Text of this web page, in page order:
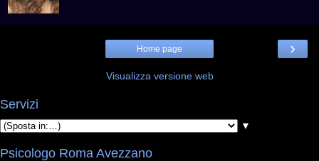
›
Home page
Visualizza versione web
Servizi
▼
Psicologo Roma Avezzano